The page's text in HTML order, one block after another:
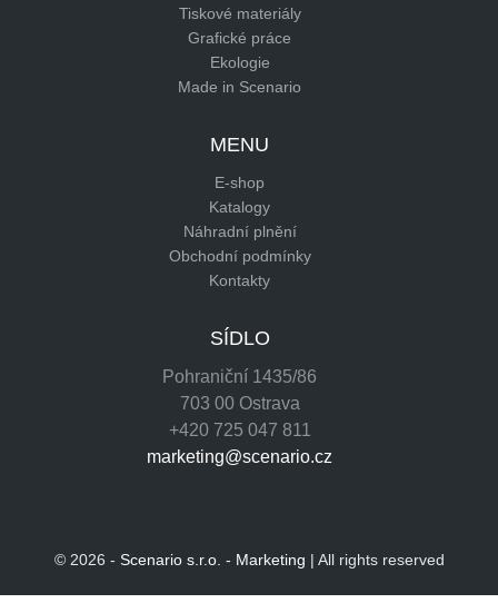
Tiskové materiály
Grafické práce
Ekologie
Made in Scenario
MENU
E-shop
Katalogy
Náhradní plnění
Obchodní podmínky
Kontakty
SÍDLO
Pohraniční 1435/86
703 00 Ostrava
+420 725 047 811
marketing@scenario.cz
© 2026 - Scenario s.r.o. - Marketing | All rights reserved